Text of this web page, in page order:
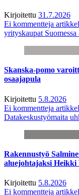
Kirjoitettu 31.7.2026
Ei kommentteja
yrityskaupat
Skanska-pomo
osaajapula
Kirjoitettu 5.8.2026
Ei kommentteja
Datakeskustyömaita
Rakennustyö
aluejohtajaksi Heikki
Kirjoitettu 5.8.2026
Ei kommentteja